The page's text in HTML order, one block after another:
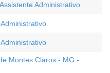
Administrativo
Montes Claros - MG -